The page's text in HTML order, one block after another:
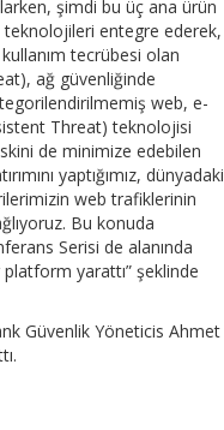
şimdi bu üç ana ürün
teknolojileri entegre ederek,
tecrübesi olan
ağ güvenliğinde
web, e-
Threat) teknolojisi
de minimize edebilen
yaptığımız, dünyadaki
web trafiklerinin
Bu konuda
Serisi de alanında
yarattı” şeklinde
Güvenlik Yöneticis Ahmet